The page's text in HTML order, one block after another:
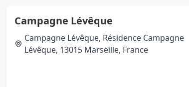
Campagne Lévêque
Campagne Lévêque, Résidence Campagne
Lévêque, 13015 Marseille, France